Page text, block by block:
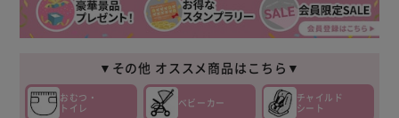
▼その他 オススメ商品はこちら▼
おむつ・
トイレ
ベビーカー
チャイルド
シート